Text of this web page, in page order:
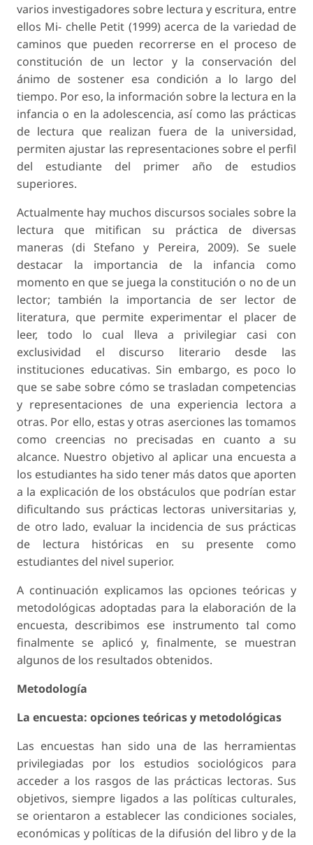
varios investigadores sobre lectura y escritura, entre
ellos Mi- chelle Petit (1999) acerca de la variedad de
caminos que pueden recorrerse en el proceso de
constitución de un lector y la conservación del
ánimo de sostener esa condición a lo largo del
tiempo. Por eso, la información sobre la lectura en la
infancia o en la adolescencia, así como las prácticas
de lectura que realizan fuera de la universidad,
permiten ajustar las representaciones sobre el perfil
del estudiante del primer año de estudios
superiores.
Actualmente hay muchos discursos sociales sobre la
lectura que mitifican su práctica de diversas
maneras (di Stefano y Pereira, 2009). Se suele
destacar la importancia de la infancia como
momento en que se juega la constitución o no de un
lector; también la importancia de ser lector de
literatura, que permite experimentar el placer de
leer, todo lo cual lleva a privilegiar casi con
exclusividad el discurso literario desde las
instituciones educativas. Sin embargo, es poco lo
que se sabe sobre cómo se trasladan competencias
y representaciones de una experiencia lectora a
otras. Por ello, estas y otras aserciones las tomamos
como creencias no precisadas en cuanto a su
alcance. Nuestro objetivo al aplicar una encuesta a
los estudiantes ha sido tener más datos que aporten
a la explicación de los obstáculos que podrían estar
dificultando sus prácticas lectoras universitarias y,
de otro lado, evaluar la incidencia de sus prácticas
de lectura históricas en su presente como
estudiantes del nivel superior.
A continuación explicamos las opciones teóricas y
metodológicas adoptadas para la elaboración de la
encuesta, describimos ese instrumento tal como
finalmente se aplicó y, finalmente, se muestran
algunos de los resultados obtenidos.
Metodología
La encuesta: opciones teóricas y metodológicas
Las encuestas han sido una de las herramientas
privilegiadas por los estudios sociológicos para
acceder a los rasgos de las prácticas lectoras. Sus
objetivos, siempre ligados a las políticas culturales,
se orientaron a establecer las condiciones sociales,
económicas y políticas de la difusión del libro y de la